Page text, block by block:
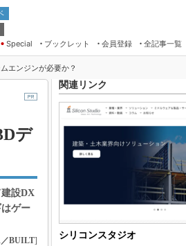
Special ブックレット 会員登録 全記事一覧
エンジンが必要か？
デ
設DX
ゲー
／BUILT]
関連リンク
シリコンスタジオ